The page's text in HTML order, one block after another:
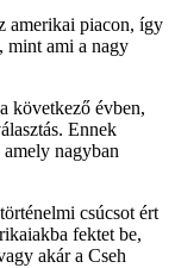
amerikai piacon, így
mint ami a nagy
következő évben,
Ennek
nagyban
csúcsot ért
fektet be,
akár a Cseh